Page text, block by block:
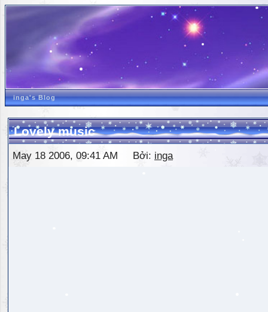
inga's Blog
Lovely music
May 18 2006, 09:41 AM Bởi: inga